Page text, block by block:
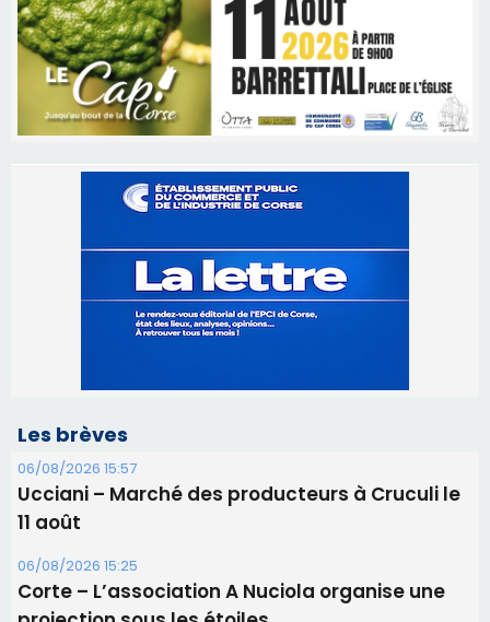
Les brèves
06/08/2026 15:57
Ucciani – Marché des producteurs à Cruculi le
11 août
06/08/2026 15:25
Corte – L’association A Nuciola organise une